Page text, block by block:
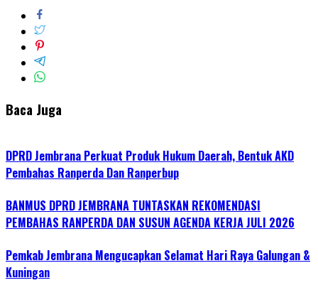
Baca Juga
DPRD Jembrana Perkuat Produk Hukum Daerah, Bentuk AKD
Pembahas Ranperda Dan Ranperbup
BANMUS DPRD JEMBRANA TUNTASKAN REKOMENDASI
PEMBAHAS RANPERDA DAN SUSUN AGENDA KERJA JULI 2026
Pemkab Jembrana Mengucapkan Selamat Hari Raya Galungan &
Kuningan